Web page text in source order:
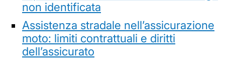
non identificata
Assistenza stradale nell’assicurazione
moto: limiti contrattuali e diritti
dell’assicurato